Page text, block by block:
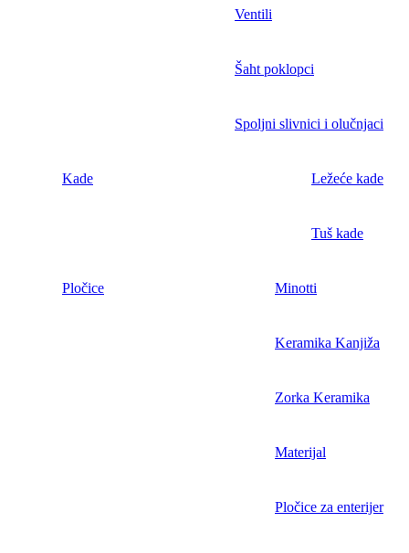
Ventili
Šaht poklopci
Spoljni slivnici i olučnjaci
Kade Ležeće kade
Tuš kade
Pločice Minotti
Keramika Kanjiža
Zorka Keramika
Materijal
Pločice za enterijer